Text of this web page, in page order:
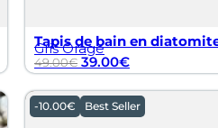
Tapis de bain en
Gris Orage
49.00€ 39.00€
-10.00€ Best Seller